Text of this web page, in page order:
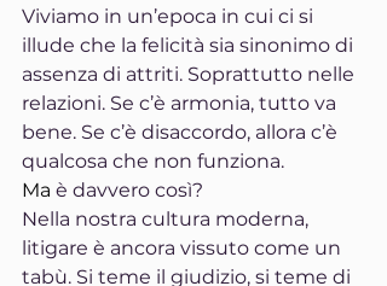
Viviamo in un’epoca in cui ci si
illude che la felicità sia sinonimo di
assenza di attriti. Soprattutto nelle
relazioni. Se c’è armonia, tutto va
bene. Se c’è disaccordo, allora c’è
qualcosa che non funziona.
Ma è davvero così?
Nella nostra cultura moderna,
litigare è ancora vissuto come un
tabù. Si teme il giudizio, si teme di